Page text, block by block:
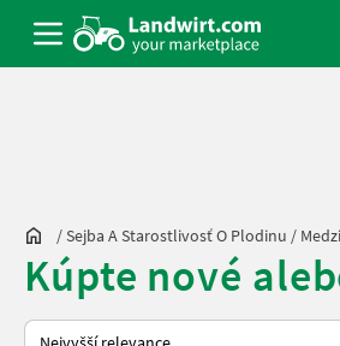
/Sejba A Starostlivosť O Plodinu /
Kúpte nové
Takto se řadí nabídky na Landwirt.com